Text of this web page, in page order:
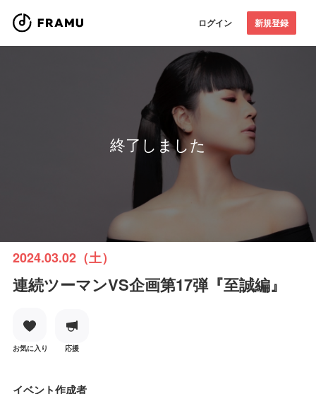
ログイン 新規登録
終了しました
2024.03.02（土）
連続ツーマンVS企画第17弾『至誠編』
お気に入り 応援
イベント作成者